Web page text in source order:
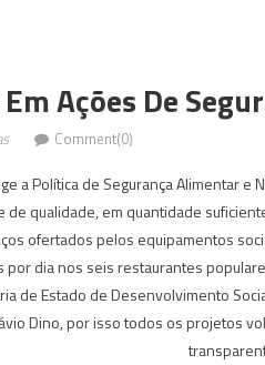
Ações De
Comment(0)
a Política de Segurança Alimentar
qualidade, em quantidade
ofertados pelos equipamentos
dia nos seis restaurantes
de Estado de Desenvolvimento
Dino, por isso todos os projetos